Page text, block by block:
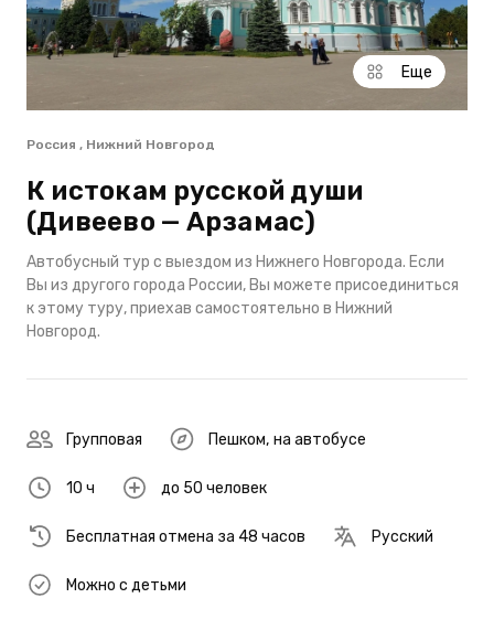
Еще
Россия , Нижний Новгород
К истокам русской души
(Дивеево — Арзамас)
Автобусный тур с выездом из Нижнего Новгорода. Если
Вы из другого города России, Вы можете присоединиться
к этому туру, приехав самостоятельно в Нижний
Новгород.
Групповая Пешком, на автобусе
10 ч до 50 человек
Бесплатная отмена за 48 часов Русский
Можно с детьми